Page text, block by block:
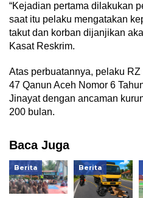
“Kejadian pertama dilakukan
saat itu pelaku mengatakan
takut dan korban dijanjikan
Kasat Reskrim.
Atas perbuatannya, pelaku
47 Qanun Aceh Nomor 6
Jinayat dengan ancaman
200 bulan.
Baca Juga
Berita Berita